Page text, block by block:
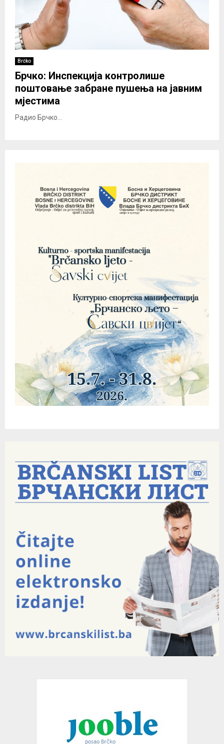
Brčko
Брчко: Инспекција контролише
поштовање забране пушења на јавним
мјестима
Радио Брчко...